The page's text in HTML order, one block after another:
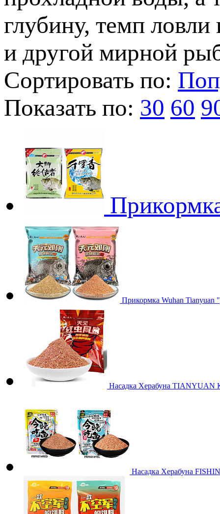
глубину, темп
и другой мирной
Сортировать по:
Показать по: 30 60
Прикормка Wuhan Tianyuan
Насадка Херабуна TIANYUAN
Насадка Херабуна